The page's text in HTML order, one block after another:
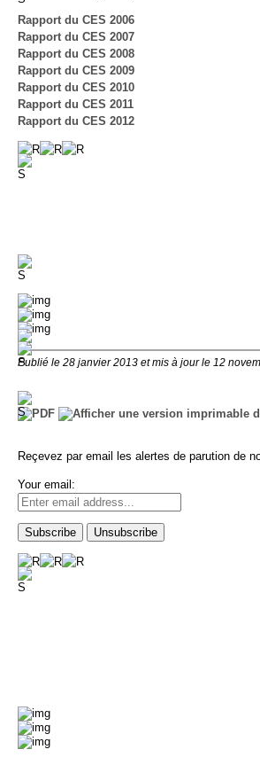
Rapport du CES 2006
Rapport du CES 2007
Rapport du CES 2008
Rapport du CES 2009
Rapport du CES 2010
Rapport du CES 2011
Rapport du CES 2012
Publié le 28 janvier 2013 et mis à jour le 12
Reçevez par email les alertes de parution de
Your email: